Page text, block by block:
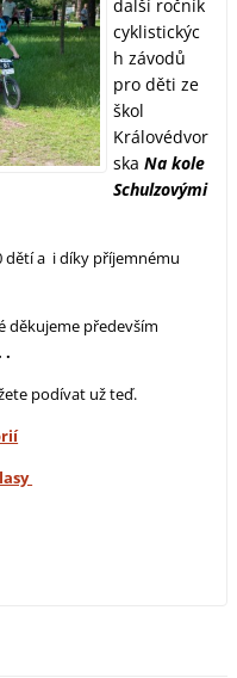
další ročník
cyklistickýc
h závodů
pro děti ze
škol
Královédvor
skaNa kole
Schulzovými
dětí a i díky příjemnému
děkujeme především
.
podívat už teď.